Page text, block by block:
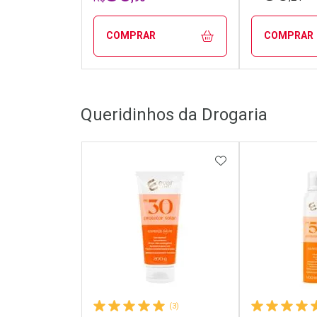
COMPRAR
Laboratório
Por Menos
COMPRAR
Por
Queridinhos da Drogaria
(3)
ADICIONAR AOS